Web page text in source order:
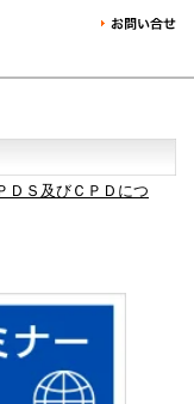
ＤＳ及びＣＰＤにつ